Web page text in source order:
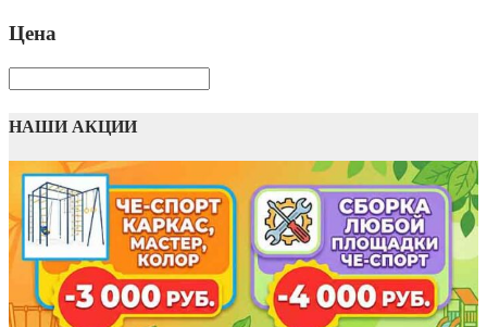
Цена
НАШИ АКЦИИ